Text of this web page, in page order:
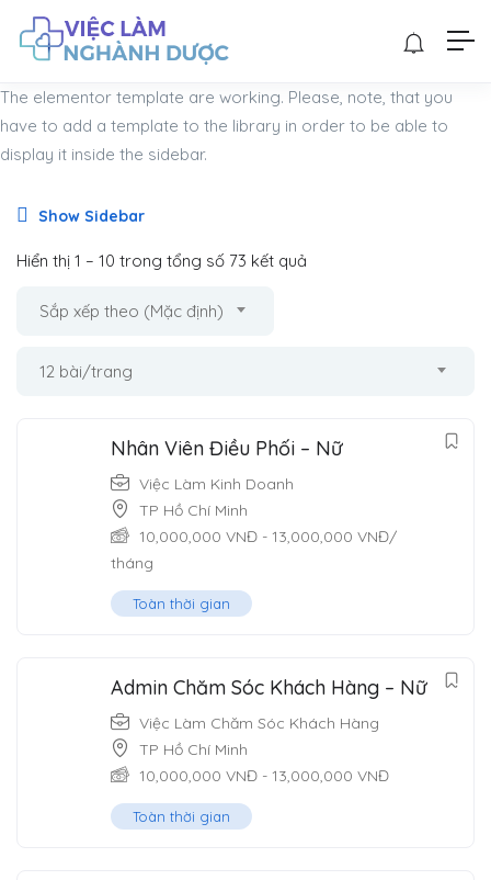
The elementor template are working. Please, note, that you
have to add a template to the library in order to be able to
display it inside the sidebar.
Show Sidebar
Hiển thị 1 – 10 trong tổng số 73 kết quả
Sắp xếp theo (Mặc định)
12 bài/trang
Nhân Viên Điều Phối – Nữ
Việc Làm Kinh Doanh
TP Hồ Chí Minh
10,000,000 VNĐ - 13,000,000 VNĐ/
tháng
Toàn thời gian
Admin Chăm Sóc Khách Hàng – Nữ
Việc Làm Chăm Sóc Khách Hàng
TP Hồ Chí Minh
10,000,000 VNĐ - 13,000,000 VNĐ
Toàn thời gian